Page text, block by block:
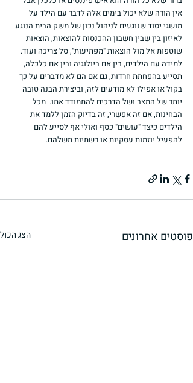
אין הורה שלא יכול בימים אלה לדבר עם הילד על
מושגי יסוד שנוגעים לניהול נכון של משק הבית הנוגע
לאיזון בין שבין חשבון ההכנסות להוצאות, הוצאות
שוטפות אל מול הוצאות "מפתיעות", סל צריכה ועוד.
למידה עם הילדים, בין אם ביולוגיה ובין אם כלכלה,
תסייע בהפחתת חרדות, גם אם הם לא מדברים על כך
בקול או אפילו לא מודעים לזה, וביצירת הבנה טובה
יותר של המצב ושל הדרכים להתמודד אתו.  מכל
הבחינות, אם זה אפשרי, זה בדיוק הזמן ללמד את
הילדים כיצד "עושים" כסף ואולי אף לסייע להם
להפעיל יוזמות עסקיות או רשתיות משלהם.
פוסטים אחרונים הצג הכול